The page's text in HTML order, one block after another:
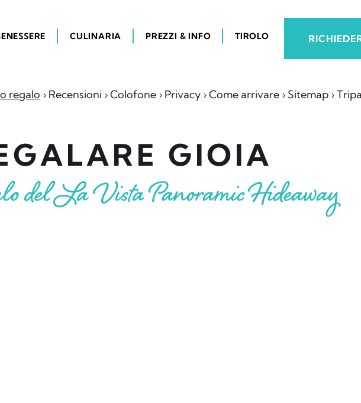
CULINARIA PREZZI & INFO TIROLO
regalo Recensioni Colofone Privacy Come arrivare Sitemap
GIOIA
del La Vista Panoramic Hideaway